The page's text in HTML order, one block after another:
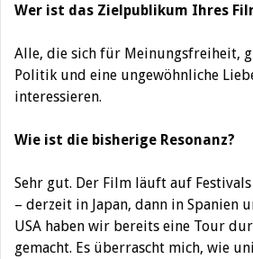
Wer ist das Zielpublikum Ihres
Alle, die sich für Meinungsfreiheit,
Politik und eine ungewöhnliche
interessieren.
Wie ist die bisherige Resonanz?
Sehr gut. Der Film läuft auf
– derzeit in Japan, dann in Spanien
USA haben wir bereits eine Tour
gemacht. Es überrascht mich, wie